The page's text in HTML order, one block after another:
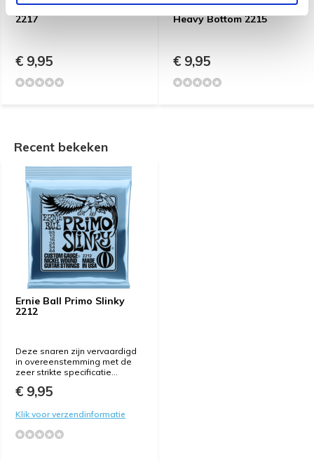
Ernie Ball Zippy Slinky
2217
€ 9,95
Ernie Ball Skinny Top
Heavy Bottom 2215
€ 9,95
Recent bekeken
Ernie Ball Primo Slinky
2212
Deze snaren zijn vervaardigd
in overeenstemming met de
zeer strikte specificatie...
€ 9,95
Klik voor verzendinformatie